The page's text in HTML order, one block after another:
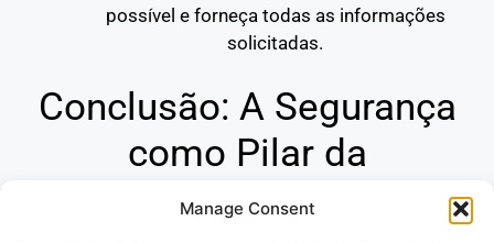
Manage Consent
possível e forneça todas as informações
solicitadas.
Conclusão: A Segurança
como Pilar da
Tranquilidade